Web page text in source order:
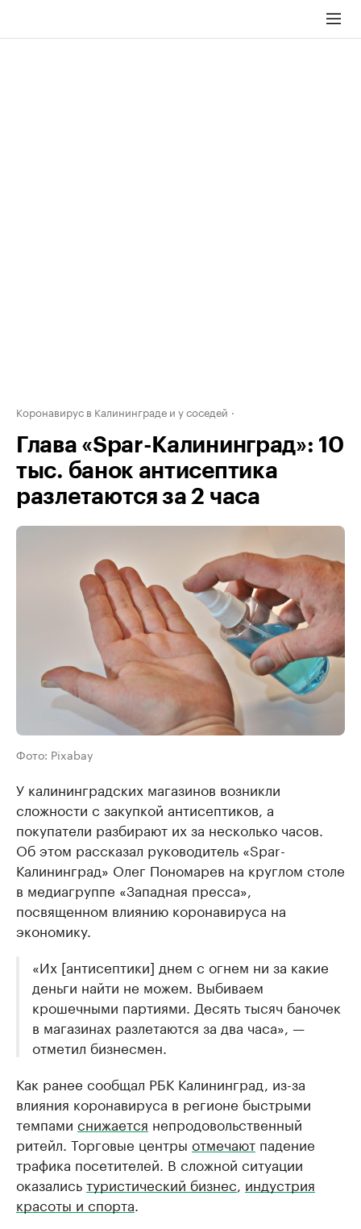
Коронавирус в Калининграде и у соседей
Глава «Spar-Калининград»: 10
тыс. банок антисептика
разлетаются за 2 часа
Фото: Pixabay
У калининградских магазинов возникли
сложности с закупкой антисептиков, а
покупатели разбирают их за несколько часов.
Об этом рассказал руководитель «Spar-
Калининград» Олег Пономарев на круглом столе
в медиагруппе «Западная пресса»,
посвященном влиянию коронавируса на
экономику.
«Их [антисептики] днем с огнем ни за какие
деньги найти не можем. Выбиваем
крошечными партиями. Десять тысяч баночек
в магазинах разлетаются за два часа», —
отметил бизнесмен.
Как ранее сообщал РБК Калининград, из-за
влияния коронавируса в регионе быстрыми
темпами снижается непродовольственный
ритейл. Торговые центры отмечают падение
трафика посетителей. В сложной ситуации
оказалисьтуристический бизнес индустрия
красоты и спорта